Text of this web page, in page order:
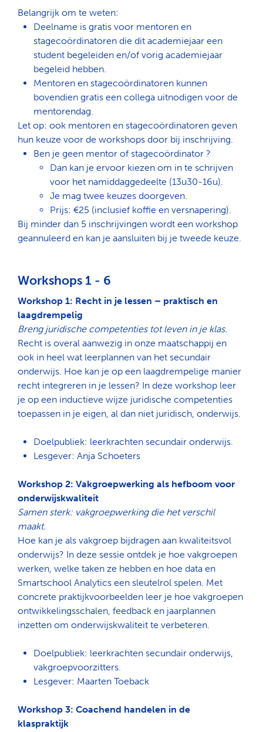
Belangrijk om te weten:
Deelname is gratis voor mentoren en
stagecoördinatoren die dit academiejaar een
student begeleiden en/of vorig academiejaar
begeleid hebben.
Mentoren en stagecoördinatoren kunnen
bovendien gratis een collega uitnodigen voor de
mentorendag.
Let op: ook mentoren en stagecoördinatoren geven
hun keuze voor de workshops door bij inschrijving.
Ben je geen mentor of stagecoördinator ?
Dan kan je ervoor kiezen om in te schrijven
voor het namiddaggedeelte (13u30-16u).
Je mag twee keuzes doorgeven.
Prijs: €25 (inclusief koffie en versnapering).
Bij minder dan 5 inschrijvingen wordt een workshop
geannuleerd en kan je aansluiten bij je tweede keuze.
Workshops 1 - 6
Workshop 1: Recht in je lessen – praktisch en
laagdrempelig
Breng juridische competenties tot leven in je klas.
Recht is overal aanwezig in onze maatschappij en
ook in heel wat leerplannen van het secundair
onderwijs. Hoe kan je op een laagdrempelige manier
recht integreren in je lessen? In deze workshop leer
je op een inductieve wijze juridische competenties
toepassen in je eigen, al dan niet juridisch, onderwijs.
Doelpubliek: leerkrachten secundair onderwijs.
Lesgever: Anja Schoeters
Workshop 2: Vakgroepwerking als hefboom voor
onderwijskwaliteit
Samen sterk: vakgroepwerking die het verschil
maakt.
Hoe kan je als vakgroep bijdragen aan kwaliteitsvol
onderwijs? In deze sessie ontdek je hoe vakgroepen
werken, welke taken ze hebben en hoe data en
Smartschool Analytics een sleutelrol spelen. Met
concrete praktijkvoorbeelden leer je hoe vakgroepen
ontwikkelingsschalen, feedback en jaarplannen
inzetten om onderwijskwaliteit te verbeteren.
Doelpubliek: leerkrachten secundair onderwijs,
vakgroepvoorzitters.
Lesgever: Maarten Toeback
Workshop 3: Coachend handelen in de
klaspraktijk